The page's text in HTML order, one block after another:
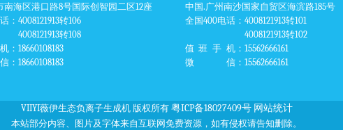
南海区港口路8号国际创智园二区12座
：4008121913转106
4008121913转108
：18660108183
：18660108183
中国.广州南沙国家自贸区海滨路185号
全国400电话
值班手机
微信
：4008121913转101
4008121913转102
：15562666161
：15562666161
VIIYI薇伊生态负离子生成机 版权所有 粤ICP备18027409号 网站统计
本站部分内容、图片及字体来自互联网免费资源，如有侵权请告知删除。